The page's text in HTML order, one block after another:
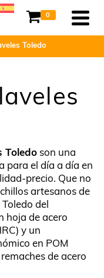
0
Toledo
Toledo son una
para el día a día en
precio. Que no
artesanos de
del
hoja de acero
y un
en POM
de acero